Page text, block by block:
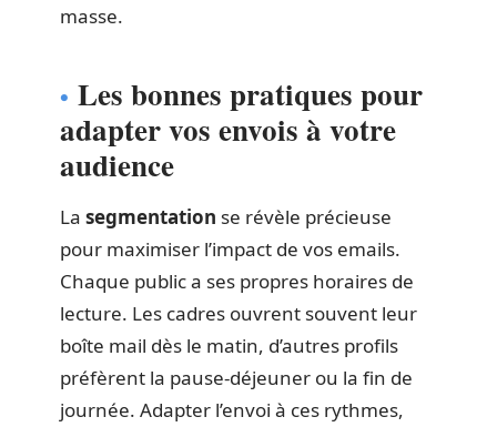
masse.
Les bonnes pratiques pour
adapter vos envois à votre
audience
La segmentation se révèle précieuse
pour maximiser l’impact de vos emails.
Chaque public a ses propres horaires de
lecture. Les cadres ouvrent souvent leur
boîte mail dès le matin, d’autres profils
préfèrent la pause-déjeuner ou la fin de
journée. Adapter l’envoi à ces rythmes,